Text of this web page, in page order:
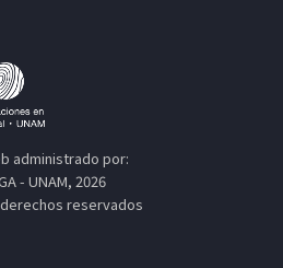
administrado por:
- UNAM, 2026
reservados